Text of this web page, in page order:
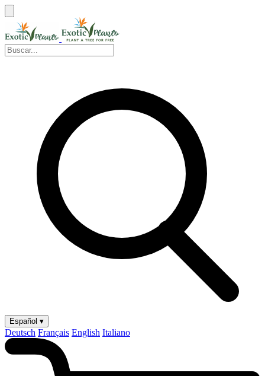
Español ▾
Deutsch Français English Italiano